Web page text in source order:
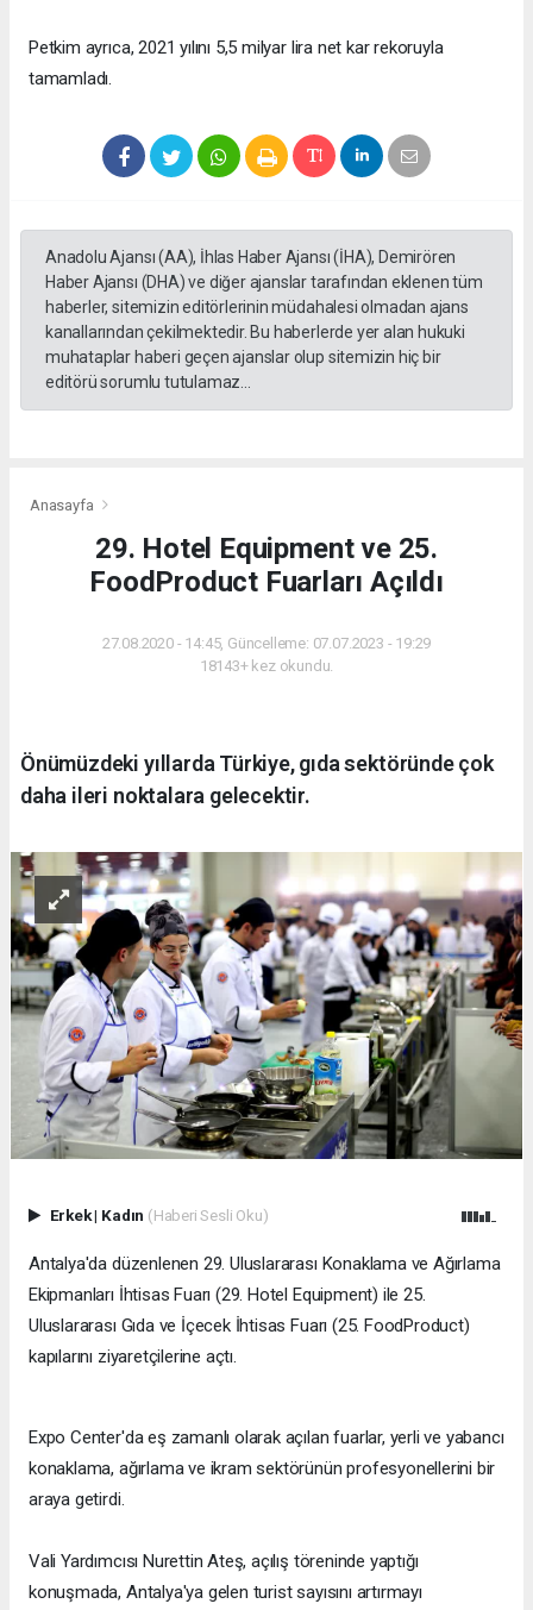
Petkim ayrıca, 2021 yılını 5,5 milyar lira net kar rekoruyla
tamamladı.
Anadolu Ajansı (AA), İhlas Haber Ajansı (İHA), Demirören
Haber Ajansı (DHA) ve diğer ajanslar tarafından eklenen tüm
haberler, sitemizin editörlerinin müdahalesi olmadan ajans
kanallarından çekilmektedir. Bu haberlerde yer alan hukuki
muhataplar haberi geçen ajanslar olup sitemizin hiç bir
editörü sorumlu tutulamaz...
Anasayfa
29. Hotel Equipment ve 25.
FoodProduct Fuarları Açıldı
27.08.2020 - 14:45, Güncelleme: 07.07.2023 - 19:29
18143+ kez okundu.
Önümüzdeki yıllarda Türkiye, gıda sektöründe çok
daha ileri noktalara gelecektir.
Erkek| Kadın (Haberi Sesli Oku)
​Antalya'da düzenlenen 29. Uluslararası Konaklama ve Ağırlama
Ekipmanları İhtisas Fuarı (29. Hotel Equipment) ile 25.
Uluslararası Gıda ve İçecek İhtisas Fuarı (25. FoodProduct)
kapılarını ziyaretçilerine açtı.
Expo Center'da eş zamanlı olarak açılan fuarlar, yerli ve yabancı
konaklama, ağırlama ve ikram sektörünün profesyonellerini bir
araya getirdi.
Vali Yardımcısı Nurettin Ateş, açılış töreninde yaptığı
konuşmada, Antalya'ya gelen turist sayısını artırmayı